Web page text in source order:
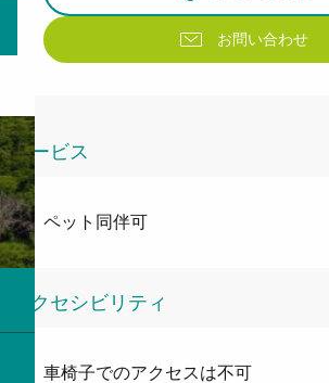
お問い合わせ
サービス
ペット同伴可
アクセシビリティ
車椅子でのアクセスは不可